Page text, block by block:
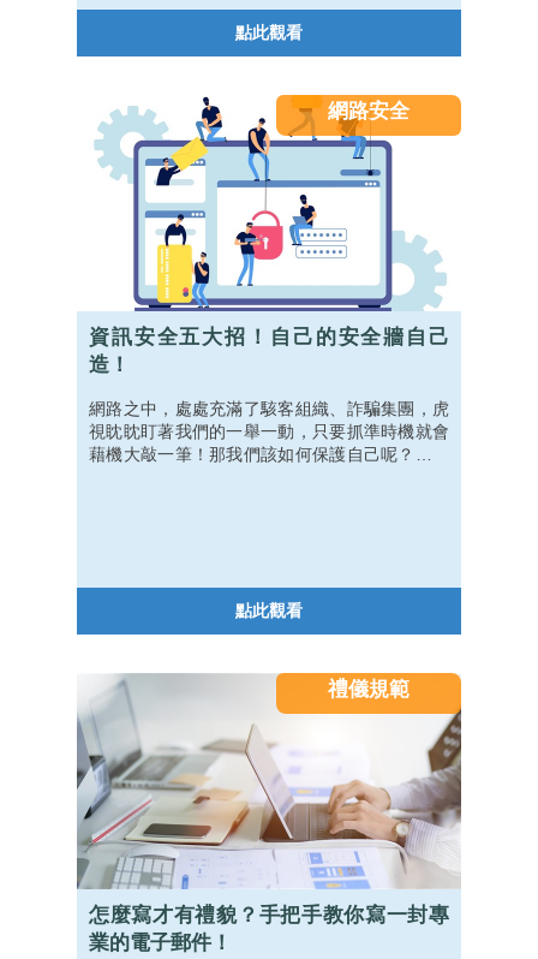
點此觀看
網路安全
資訊安全五大招！自己的安全牆自己
造！
網路之中，處處充滿了駭客組織、詐騙集團，虎
視眈眈盯著我們的一舉一動，只要抓準時機就會
藉機大敲一筆！那我們該如何保護自己呢？與其
點此觀看
禮儀規範
怎麼寫才有禮貌？手把手教你寫一封專
業的電子郵件！